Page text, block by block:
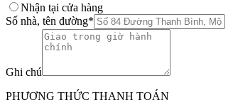
Nhận tại cửa hàng
Số nhà, tên đường*
Ghi chú
PHƯƠNG THỨC THANH TOÁN